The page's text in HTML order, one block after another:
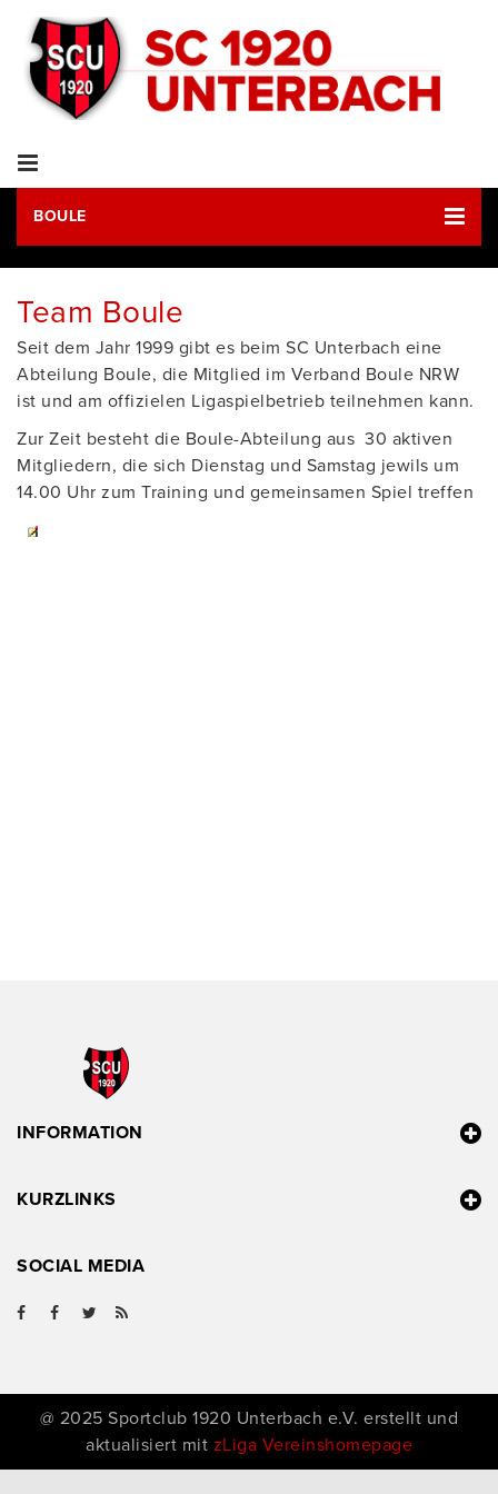
BOULE
Team Boule
Seit dem Jahr 1999 gibt es beim SC Unterbach eine
Abteilung Boule, die Mitglied im Verband Boule NRW
ist und am offizielen Ligaspielbetrieb teilnehmen kann.
Zur Zeit besteht die Boule-Abteilung aus 30 aktiven
Mitgliedern, die sich Dienstag und Samstag jewils um
14.00 Uhr zum Training und gemeinsamen Spiel treffen
INFORMATION
KURZLINKS
SOCIAL MEDIA
@ 2025 Sportclub 1920 Unterbach e.V. erstellt und
aktualisiert mit zLiga Vereinshomepage